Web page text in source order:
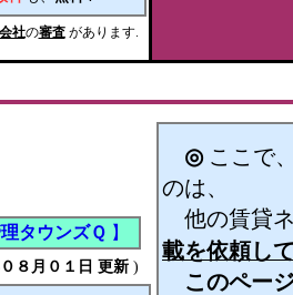
社の審査があります.
タウンズＱ 】
８月０１日 更新 )
◎ここで
のは、
他の賃貸
載を依頼し
このペー